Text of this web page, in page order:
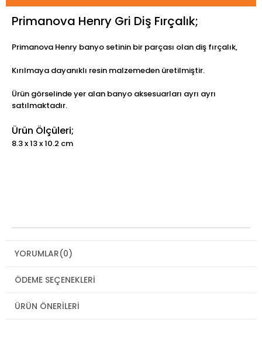
Primanova Henry Gri Diş Fırçalık;
Primanova Henry banyo setinin bir parçası olan diş fırçalık,
Kırılmaya dayanıklı resin malzemeden üretilmiştir.
Ürün görselinde yer alan banyo aksesuarları ayrı ayrı
satılmaktadır.
Ürün Ölçüleri;
8.3 x 13 x 10.2 cm
YORUMLAR(0)
ÖDEME SEÇENEKLERI
ÜRÜN ÖNERILERI